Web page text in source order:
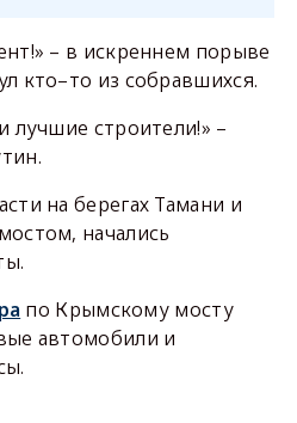
– в искреннем порыве
кто–то из собравшихся.
строители!» –
на берегах Тамани и
начались
по Крымскому мосту
автомобили и